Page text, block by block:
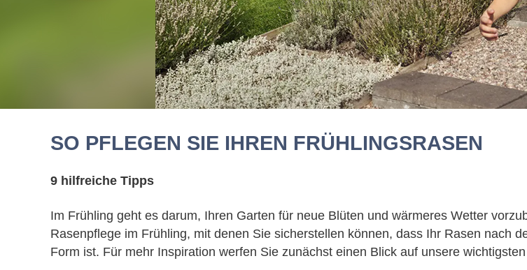
SO PFLEGEN SIE IHREN FRÜHLINGSRASEN
9 hilfreiche Tipps
Im Frühling geht es darum, Ihren Garten für neue Blüten und wärmeres Wetter
Rasenpflege im Frühling, mit denen Sie sicherstellen können, dass Ihr Rasen nach
Form ist. Für mehr Inspiration werfen Sie zunächst einen Blick auf unsere